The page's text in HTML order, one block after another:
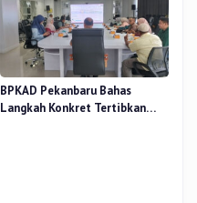
BPKAD Pekanbaru Bahas
Langkah Konkret Tertibkan